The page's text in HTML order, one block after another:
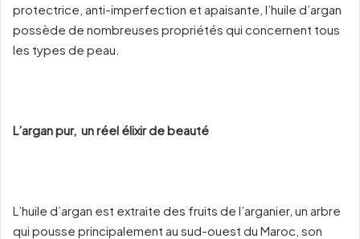
protectrice, anti-imperfection et apaisante, l’huile d’argan
possède de nombreuses propriétés qui concernent tous
les types de peau.
L’argan pur, un réel élixir de beauté
L’huile d’argan est extraite des fruits de l’arganier, un arbre
qui pousse principalement au sud-ouest du Maroc, son